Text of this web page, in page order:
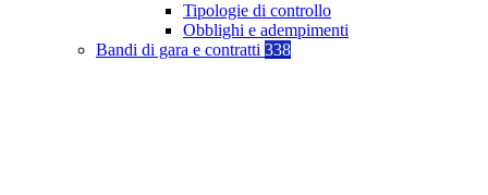
Tipologie di controllo
Obblighi e adempimenti
Bandi di gara e contratti 338